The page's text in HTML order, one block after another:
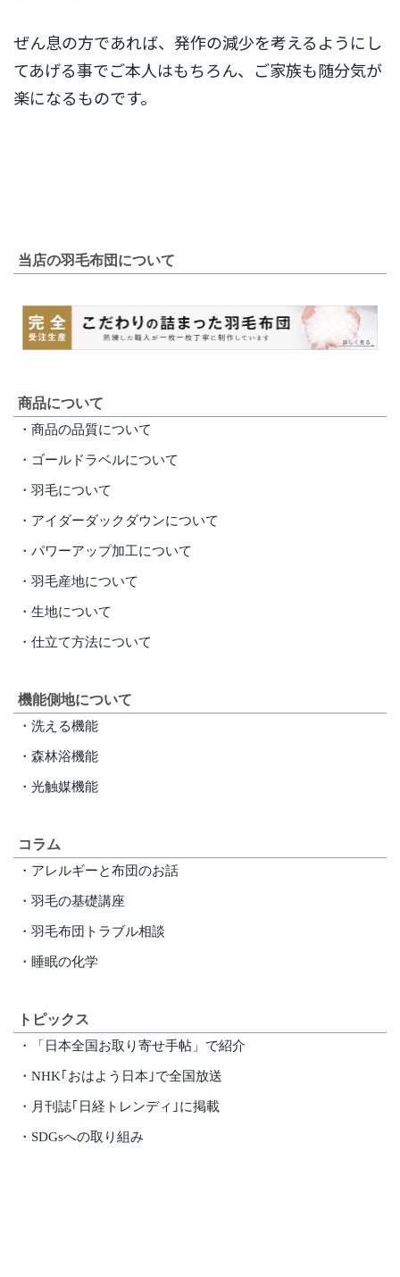
ぜん息の方であれば、発作の減少を考えるようにし
てあげる事でご本人はもちろん、ご家族も随分気が
楽になるものです。